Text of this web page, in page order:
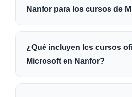
Nanfor para los cursos de
¿Qué incluyen los cursos
Microsoft en Nanfor?